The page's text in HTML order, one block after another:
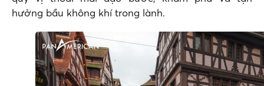
hưởng bầu không khí trong lành.